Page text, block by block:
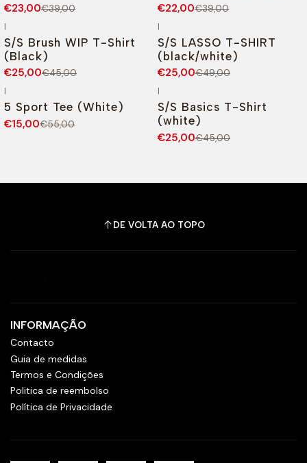
€23,00€39,00
€22,00€39,00
|
S/S Brush WIP T-Shirt
(Black)
€25,00€45,00
|
S/S LASSO T-SHIRT
(black/white)
€25,00€49,00
|
5 Sport Tee (White)
€15,00€55,00
|
S/S Basics T-Shirt
(white)
€25,00€45,00
DE VOLTA AO TOPO
INFORMAÇÃO
Contacto
Guia de medidas
Termos e Condições
Politica de reembolso
Política de Privacidade